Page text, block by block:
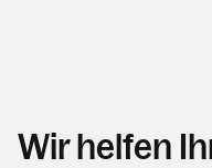
Wir helfen